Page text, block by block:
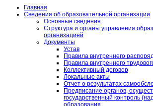
Главная
Сведения об образовательной организации
Основные сведения
Структура и органы управления
организацией
Документы
Устав
Правила внутреннего
Правила внутреннего
Коллективный договор
Локальные акты
Отчет о результатах
Предписание органов,
государственный контроль
образования